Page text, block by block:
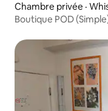
Chambre privée ·
Boutique POD